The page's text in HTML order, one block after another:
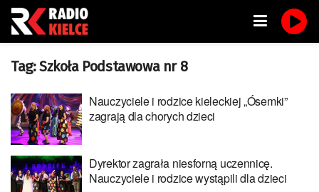
Tag:Szkoła Podstawowa nr 8
Nauczyciele i rodzice kieleckiej „Ósemki”
zagrają dla chorych dzieci
Dyrektor zagrała niesforną uczennicę.
Nauczyciele i rodzice wystąpili dla dzieci